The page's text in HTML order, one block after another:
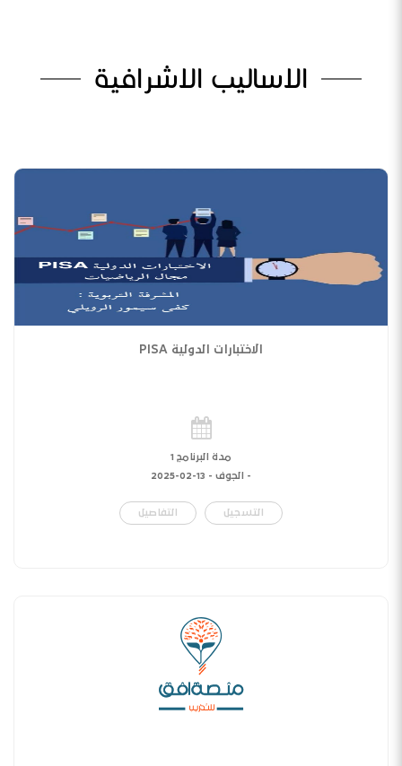
الاساليب الاشرافية
الاختبارات الدولية PISA
مدة البرنامج 1
- الجوف - 13-02-2025
التسجيل التفاصيل